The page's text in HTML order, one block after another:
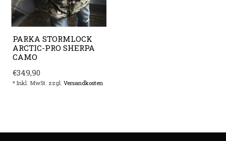
PARKA STORMLOCK
ARCTIC-PRO SHERPA
CAMO
€349,90
* Inkl. MwSt. zzgl. Versandkosten